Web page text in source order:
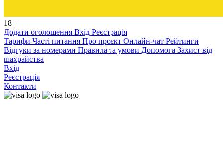
18+
Додати оголошення Вхід Реєстрація
Тарифи Часті питання Про проєкт Онлайн-чат Рейтинги
Відгуки за номерами Правила та умови Допомога Захист від
шахрайства
Вхід
Реєстрація
Контакти